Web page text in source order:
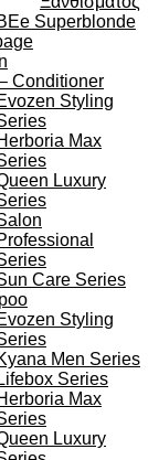
Superblonde
Conditioner
Styling
Max
Luxury
Care Series
Styling
Men Series
Lifebox Series
Max
Luxury